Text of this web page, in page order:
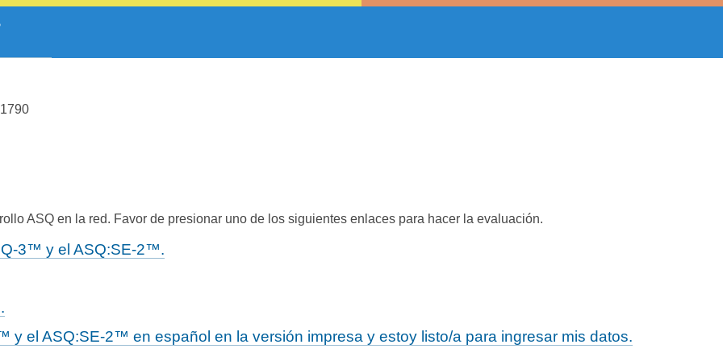
ASQ en la red. Favor de presionar uno de los siguientes enlaces para hacer la evaluación.
3™ y el ASQ:SE-2™.
y el ASQ:SE-2™ en español en la versión impresa y estoy listo/a para ingresar mis datos.